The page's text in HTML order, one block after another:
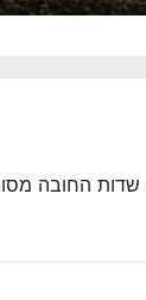
שדות החובה